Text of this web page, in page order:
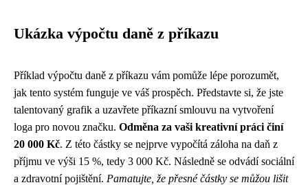
Ukázka výpočtu daně z příkazu
Příklad výpočtu daně z příkazu vám pomůže lépe porozumět,
jak tento systém funguje ve váš prospěch. Představte si, že jste
talentovaný grafik a uzavřete příkazní smlouvu na vytvoření
loga pro novou značku. Odměna za vaši kreativní práci činí
20 000 Kč. Z této částky se nejprve vypočítá záloha na daň z
příjmu ve výši 15 %, tedy 3 000 Kč. Následně se odvádí sociální
a zdravotní pojištění. Pamatujte, že přesné částky se můžou lišit